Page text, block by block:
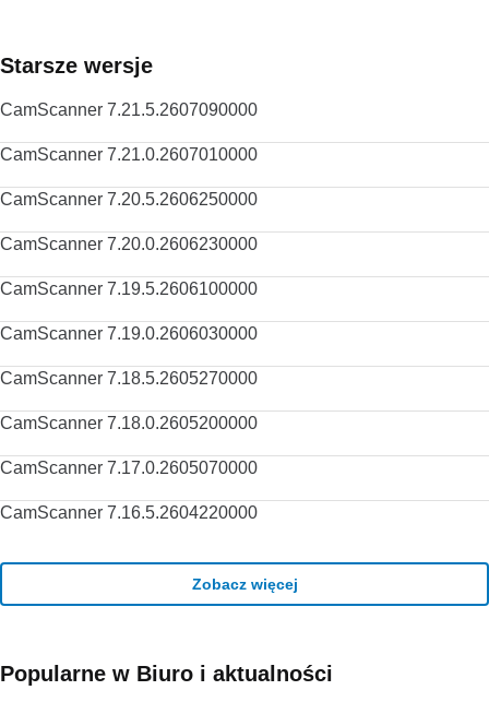
Starsze wersje
CamScanner 7.21.5.2607090000
CamScanner 7.21.0.2607010000
CamScanner 7.20.5.2606250000
CamScanner 7.20.0.2606230000
CamScanner 7.19.5.2606100000
CamScanner 7.19.0.2606030000
CamScanner 7.18.5.2605270000
CamScanner 7.18.0.2605200000
CamScanner 7.17.0.2605070000
CamScanner 7.16.5.2604220000
Zobacz więcej
Popularne w Biuro i aktualności